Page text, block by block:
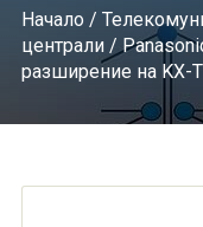
Начало /
централи/
разширение на KX-